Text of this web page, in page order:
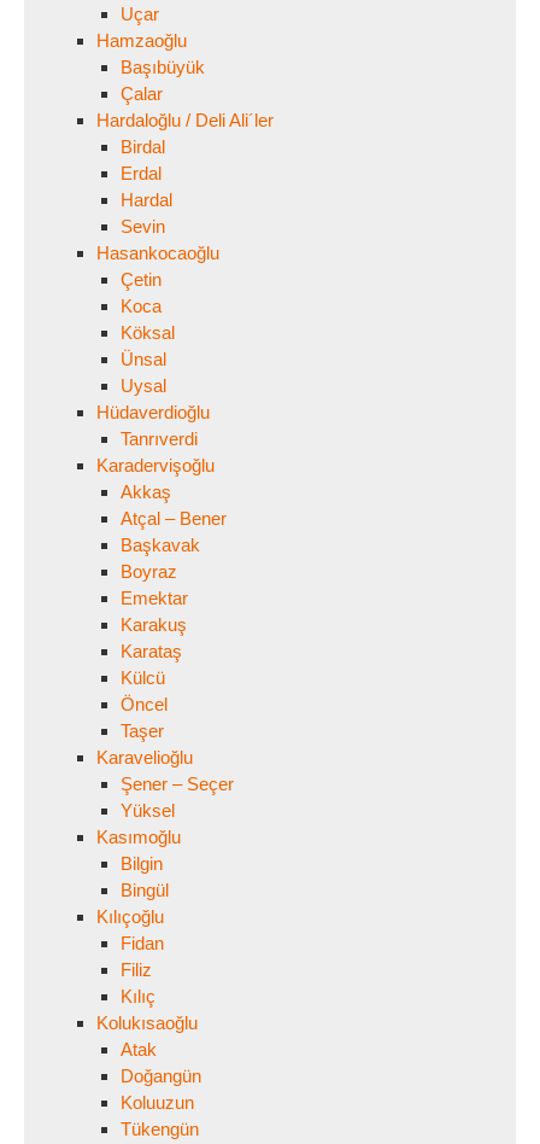
Uçar
Hamzaoğlu
Başıbüyük
Çalar
Hardaloğlu / Deli Ali´ler
Birdal
Erdal
Hardal
Sevin
Hasankocaoğlu
Çetin
Koca
Köksal
Ünsal
Uysal
Hüdaverdioğlu
Tanrıverdi
Karadervişoğlu
Akkaş
Atçal – Bener
Başkavak
Boyraz
Emektar
Karakuş
Karataş
Külcü
Öncel
Taşer
Karavelioğlu
Şener – Seçer
Yüksel
Kasımoğlu
Bilgin
Bingül
Kılıçoğlu
Fidan
Filiz
Kılıç
Kolukısaoğlu
Atak
Doğangün
Koluuzun
Tükengün